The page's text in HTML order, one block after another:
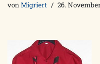
vonMigriert 26.